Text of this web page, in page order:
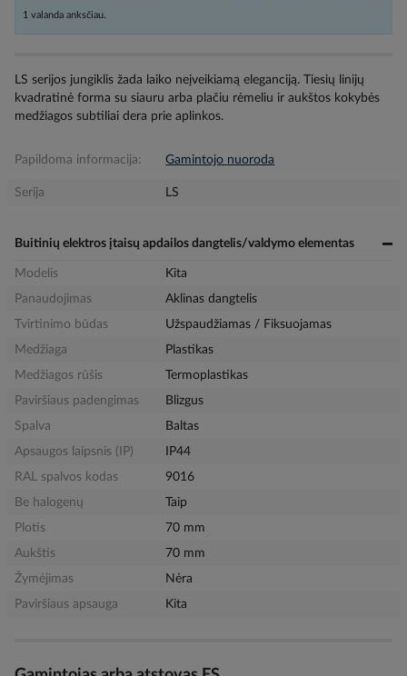
1 valanda anksčiau.
LS serijos jungiklis žada laiko neįveikiamą eleganciją. Tiesių linijų
kvadratinė forma su siauru arba plačiu rėmeliu ir aukštos kokybės
medžiagos subtiliai dera prie aplinkos.
Papildoma informacija: Gamintojo nuoroda
Serija LS
Buitinių elektros įtaisų apdailos dangtelis/valdymo elementas
Modelis
Kita
Panaudojimas
Aklinas dangtelis
Tvirtinimo būdas
Užspaudžiamas / Fiksuojamas
Medžiaga
Plastikas
Medžiagos rūšis
Termoplastikas
Paviršiaus padengimas
Blizgus
Spalva
Baltas
Apsaugos laipsnis (IP)
IP44
RAL spalvos kodas
9016
Be halogenų
Taip
Plotis
70 mm
Aukštis
70 mm
Žymėjimas
Nėra
Paviršiaus apsauga
Kita